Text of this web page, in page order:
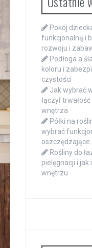
Pokój
funkcjonalną i
rozwoju i
Podłoga a
koloru i
czystości
Jak wybrać
łączył
wnętrza
Półki na
wybrać
oszczędzające
Rośliny do
pielęgnacji i
wnętrzu